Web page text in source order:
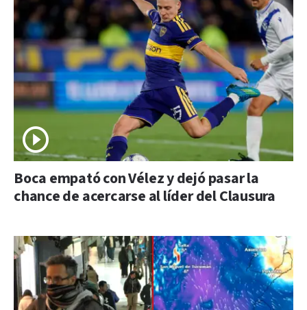
Boca empató con Vélez y dejó pasar la
chance de acercarse al líder del Clausura